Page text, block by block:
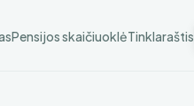
Pensijos skaičiuoklėTinklaraštis